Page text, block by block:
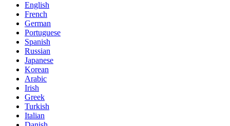
English
French
German
Portuguese
Spanish
Russian
Japanese
Korean
Arabic
Irish
Greek
Turkish
Italian